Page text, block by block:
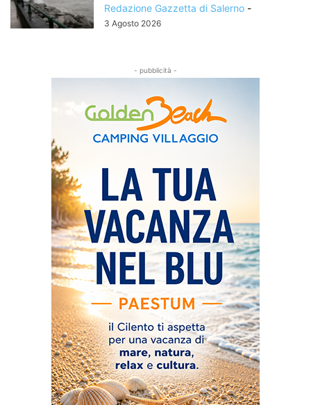
Redazione Gazzetta di Salerno -
3 Agosto 2026
- pubblicità -